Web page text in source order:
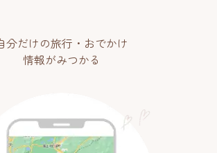
分だけの旅行・おでかけ
情報がみつかる